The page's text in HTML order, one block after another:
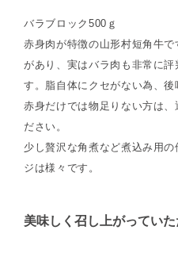
バラブロック500ｇ
赤身肉が特徴の山形村短角牛
があり、実はバラ肉も非常に
す。脂自体にクセがない為、後
赤身だけでは物足りない方は
ださい。
少し贅沢な角煮など煮込み用
ジは様々です。
美味しく召し上がってい